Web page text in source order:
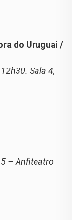
do Uruguai /
Sala 4,
5 – Anfiteatro